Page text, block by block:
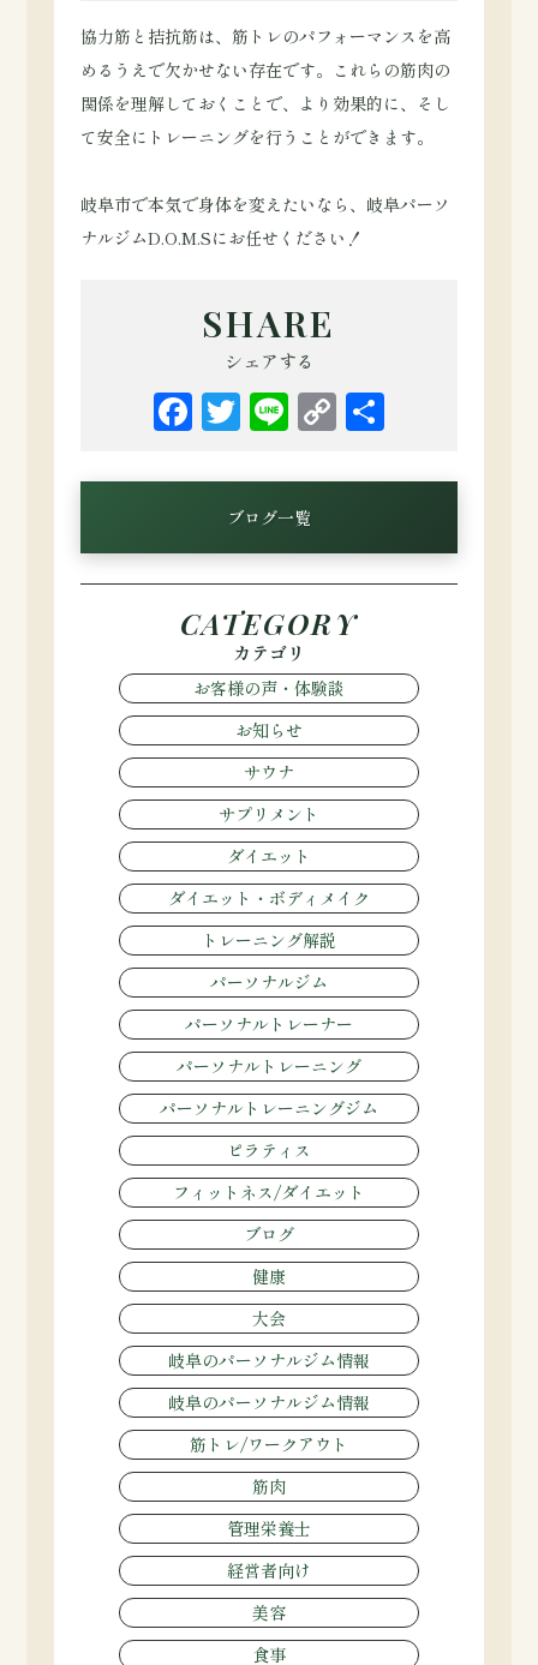
協力筋と拮抗筋は、筋トレのパフォーマンスを高
めるうえで欠かせない存在です。これらの筋肉の
関係を理解しておくことで、より効果的に、そし
て安全にトレーニングを行うことができます。
岐阜市で本気で身体を変えたいなら、岐阜パーソ
ナルジムD.O.M.Sにお任せください！
SHARE
シェアする
Facebook
Twitter
LineCopy
Link
ブログ一覧
CATEGORY
カテゴリ
お客様の声・体験談
お知らせ
サウナ
サプリメント
ダイエット
ダイエット・ボディメイク
トレーニング解説
パーソナルジム
パーソナルトレーナー
パーソナルトレーニング
パーソナルトレーニングジム
ピラティス
フィットネス/ダイエット
ブログ
健康
大会
岐阜のパーソナルジム情報
岐阜のパーソナルジム情報
筋トレ/ワークアウト
筋肉
管理栄養士
経営者向け
美容
食事